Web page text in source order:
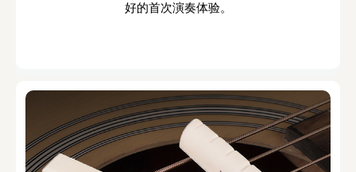
好的首次演奏体验。